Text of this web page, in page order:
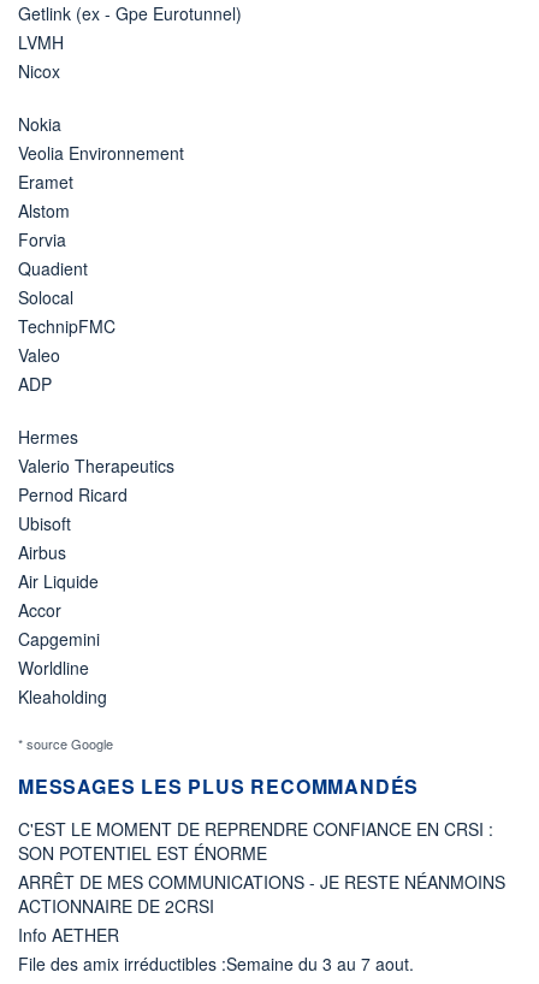
Getlink (ex - Gpe Eurotunnel)
LVMH
Nicox
Nokia
Veolia Environnement
Eramet
Alstom
Forvia
Quadient
Solocal
TechnipFMC
Valeo
ADP
Hermes
Valerio Therapeutics
Pernod Ricard
Ubisoft
Airbus
Air Liquide
Accor
Capgemini
Worldline
Kleaholding
* source Google
MESSAGES LES PLUS RECOMMANDÉS
C'EST LE MOMENT DE REPRENDRE CONFIANCE EN CRSI :
SON POTENTIEL EST ÉNORME
ARRÊT DE MES COMMUNICATIONS - JE RESTE NÉANMOINS
ACTIONNAIRE DE 2CRSI
Info AETHER
File des amix irréductibles :Semaine du 3 au 7 aout.